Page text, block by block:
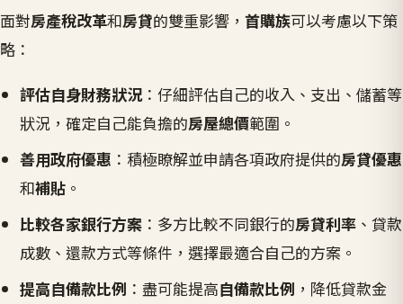
面對房產稅改革和房貸的雙重影響， 首購族可以考慮以下策
略：
評估自身財務狀況：仔細評估自己的收入、支出、儲蓄等
狀況，確定自己能負擔的房屋總價範圍。
善用政府優惠 ：積極瞭解並申請各項政府提供的房貸優惠
和補貼 。
比較各家銀行方案 ：多方比較不同銀行的房貸利率 、貸款
成數、還款方式等條件，選擇最適合自己的方案。
提高自備款比例 ：盡可能提高自備款比例 ，降低貸款金